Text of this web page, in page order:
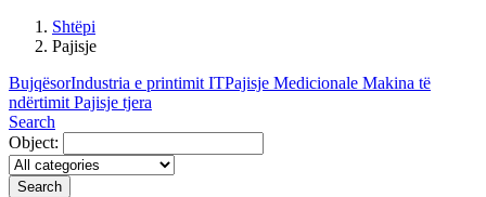
Shtëpi
Pajisje
BujqësorIndustria e printimit ITPajisje Medicionale Makina të
ndërtimit Pajisje tjera
Search
Object:
Search